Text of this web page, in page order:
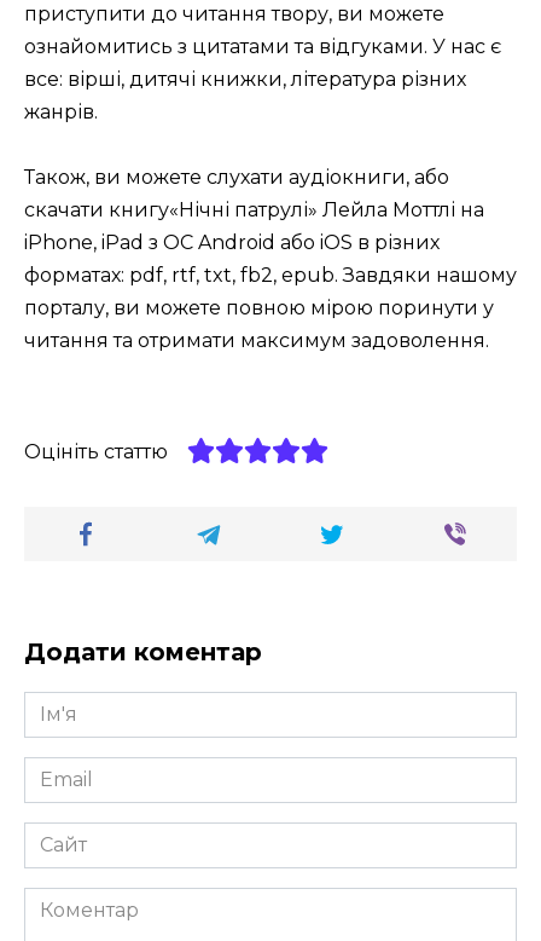
приступити до читання твору, ви можете
ознайомитись з цитатами та відгуками. У нас є
все: вірші, дитячі книжки, література різних
жанрів.
Також, ви можете слухати аудіокниги, або
скачати книгу«Нічні патрулі» Лейла Моттлі на
iPhone, iPad з ОС Android або iOS в різних
форматах: pdf, rtf, txt, fb2, epub. Завдяки нашому
порталу, ви можете повною мірою поринути у
читання та отримати максимум задоволення.
Оцініть статтю
Додати коментар
Ім'я
*
Email
*
Сайт
Коментар